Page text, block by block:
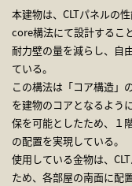
技
術
研
究
所
本建物は、CLTパネルの
core構法にて設計するこ
耐力壁の量を減らし、自
ている。
この構法は「コア構造」
を建物のコアとなるよう
保を可能としたため、１
の配置を実現している。
使用している金物は、
ため、各部屋の南面に配